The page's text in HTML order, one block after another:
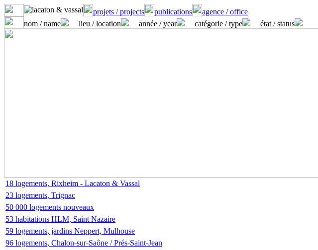
projets / projects publications agence / office
nom / name
lieu / location année / year catégorie / type état / status
18 logements, Rixheim - Lacaton & Vassal
23 logements, Trignac
50 000 logements nouveaux
53 habitations HLM, Saint Nazaire
59 logements, jardins Neppert, Mulhouse
96 logements, Chalon-sur-Saône / Prés-Saint-Jean